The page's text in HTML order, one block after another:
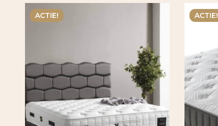
ACTIE! ACTIE!